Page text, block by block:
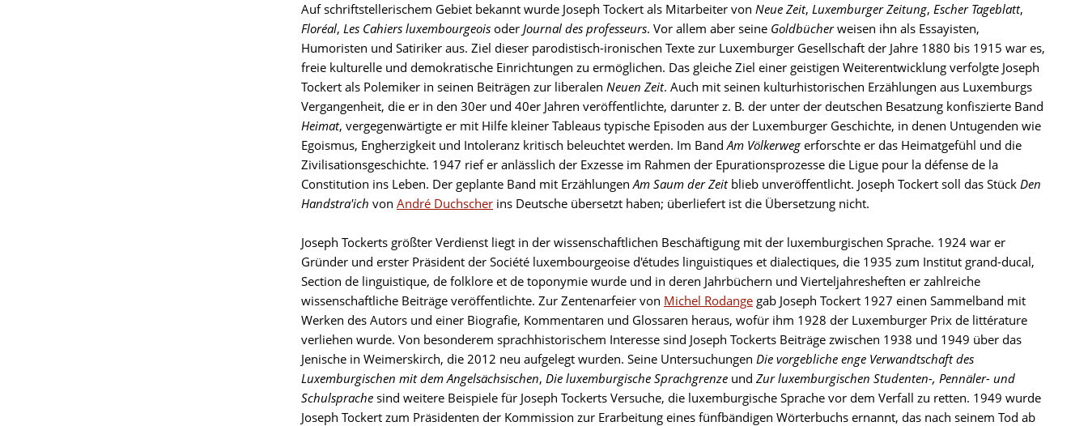
Auf schriftstellerischem Gebiet bekannt wurde Joseph Tockert als Mitarbeiter von Neue Zeit, Luxemburger Zeitung, Escher Tageblatt,
Floréal, Les Cahiers luxembourgeois oder Journal des professeurs. Vor allem aber seine Goldbücherweisen ihn als Essayisten,
Humoristen und Satiriker aus. Ziel dieser parodistisch-ironischen Texte zur Luxemburger Gesellschaft der Jahre 1880 bis 1915 war es,
freie kulturelle und demokratische Einrichtungen zu ermöglichen. Das gleiche Ziel einer geistigen Weiterentwicklung verfolgte Joseph
Tockert als Polemiker in seinen Beiträgen zur liberalen Neuen Zeit. Auch mit seinen kulturhistorischen Erzählungen aus Luxemburgs
Vergangenheit, die er in den 30er und 40er Jahren veröffentlichte, darunter z. B. der unter der deutschen Besatzung konfiszierte Band
Heimat, vergegenwärtigte er mit Hilfe kleiner Tableaus typische Episoden aus der Luxemburger Geschichte, in denen Untugenden wie
Egoismus, Engherzigkeit und Intoleranz kritisch beleuchtet werden. Im BandAm Völkerweg erforschte er das Heimatgefühl und die
Zivilisationsgeschichte. 1947 rief er anlässlich der Exzesse im Rahmen der Epurationsprozesse die Ligue pour la défense de la
Constitution ins Leben. Der geplante Band mit ErzählungenAm Saum der Zeitblieb unveröffentlicht. Joseph Tockert soll das Stück Den
Handstra'ich von André Duchscher ins Deutsche übersetzt haben; überliefert ist die Übersetzung nicht.
Joseph Tockerts größter Verdienst liegt in der wissenschaftlichen Beschäftigung mit der luxemburgischen Sprache. 1924 war er
Gründer und erster Präsident der Société luxembourgeoise d'études linguistiques et dialectiques, die 1935 zum Institut grand-ducal,
Section de linguistique, de folklore et de toponymie wurde und in deren Jahrbüchern und Vierteljahresheften er zahlreiche
wissenschaftliche Beiträge veröffentlichte. Zur Zentenarfeier von Michel Rodange gab Joseph Tockert 1927 einen Sammelband mit
Werken des Autors und einer Biografie, Kommentaren und Glossaren heraus, wofür ihm 1928 der Luxemburger Prix de littérature
verliehen wurde. Von besonderem sprachhistorischem Interesse sind Joseph Tockerts Beiträge zwischen 1938 und 1949 über das
Jenische in Weimerskirch, die 2012 neu aufgelegt wurden. Seine Untersuchungen Die vorgebliche enge Verwandtschaft des
Luxemburgischen mit dem Angelsächsischen, Die luxemburgische Sprachgrenze und Zur luxemburgischen Studenten-, Pennäler- und
Schulsprache sind weitere Beispiele für Joseph Tockerts Versuche, die luxemburgische Sprache vor dem Verfall zu retten. 1949 wurde
Joseph Tockert zum Präsidenten der Kommission zur Erarbeitung eines fünfbändigen Wörterbuchs ernannt, das nach seinem Tod ab